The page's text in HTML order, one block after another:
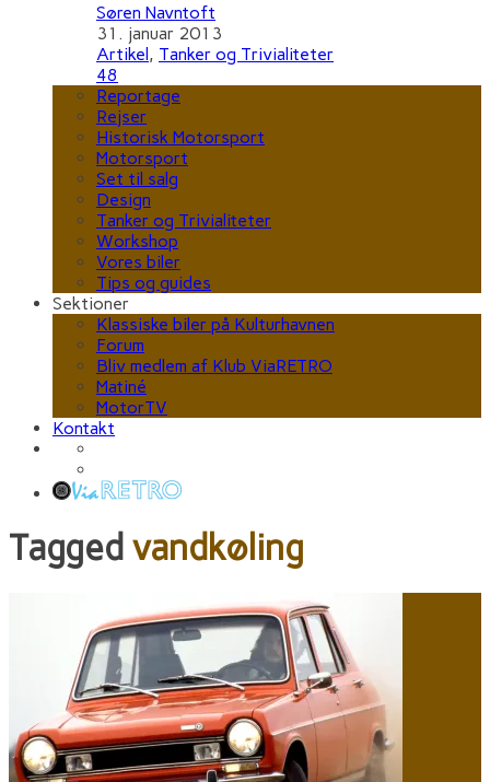
Søren Navntoft
31. januar 2013
Artikel, Tanker og Trivialiteter
48
Reportage
Rejser
Historisk Motorsport
Motorsport
Set til salg
Design
Tanker og Trivialiteter
Workshop
Vores biler
Tips og guides
Sektioner
Klassiske biler på Kulturhavnen
Forum
Bliv medlem af Klub ViaRETRO
Matiné
MotorTV
Kontakt
Tagged vandkøling